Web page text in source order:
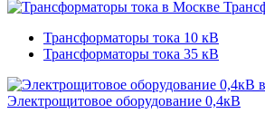
Трансформаторы тока 10 кВ
Трансформаторы тока 35 кВ
Электрощитовое оборудование 0,4кВ